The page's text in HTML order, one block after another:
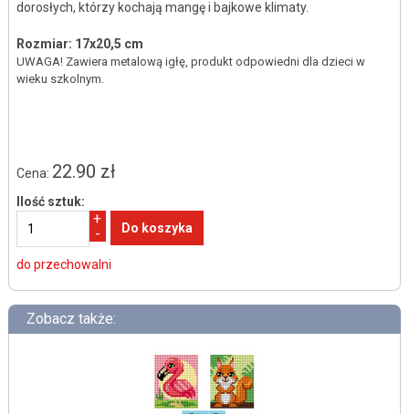
dorosłych, którzy kochają mangę i bajkowe klimaty.
Rozmiar: 17x20,5 cm
UWAGA! Zawiera metalową igłę, produkt odpowiedni dla dzieci w
wieku szkolnym.
Cena: 22.90 zł
Ilość sztuk:
+
-
do przechowalni
Zobacz także: